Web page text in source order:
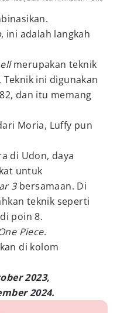
, ini adalah langkah
merupakan teknik
Teknik ini digunakan
dan itu memang
Moria, Luffy pun
di Udon, daya
untuk
3 bersamaan. Di
teknik seperti
poin 8.
Piece.
di kolom
2023,
2024.